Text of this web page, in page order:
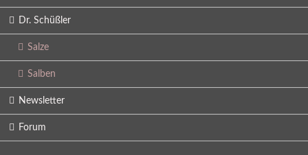
Dr. Schüßler
Salze
Salben
Newsletter
Forum